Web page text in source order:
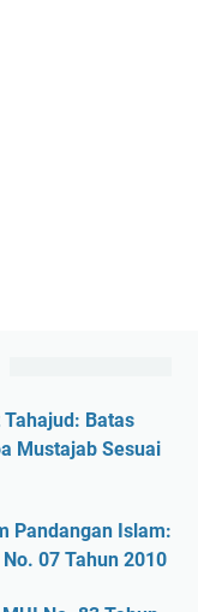
Batas
Mustajab Sesuai
Pandangan Islam:
07 Tahun 2010